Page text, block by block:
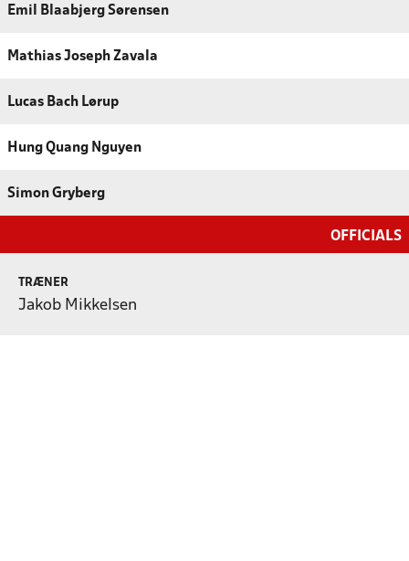
Emil Blaabjerg Sørensen
Mathias Joseph Zavala
Lucas Bach Lørup
Hung Quang Nguyen
Simon Gryberg
OFFICIALS
TRÆNER
Jakob Mikkelsen